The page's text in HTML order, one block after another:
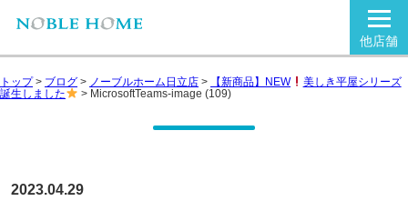
他店舗
トップ> ブログ > ノーブルホーム日立店 > 【新商品】NEW
美しき平屋シリーズ
誕生しました
> MicrosoftTeams-image (109)
2023.04.29